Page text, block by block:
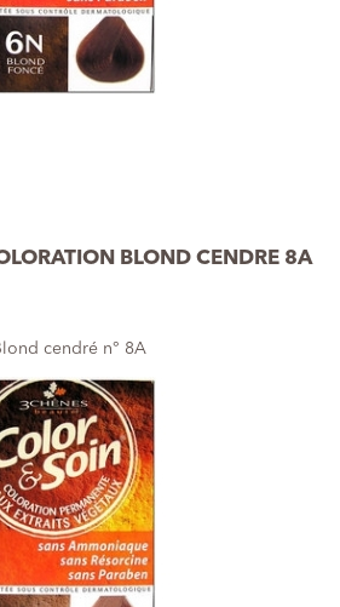
BLOND CENDRE 8A
cendré n° 8A